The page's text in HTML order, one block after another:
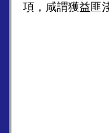
項，咸謂獲益匪